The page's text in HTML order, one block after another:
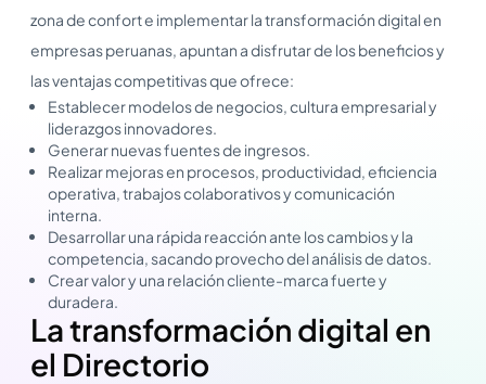
zona de confort e implementar la transformación digital en
empresas peruanas, apuntan a disfrutar de los beneficios y
las ventajas competitivas que ofrece:
Establecer modelos de negocios, cultura empresarial y
liderazgos innovadores.
Generar nuevas fuentes de ingresos.
Realizar mejoras en procesos, productividad, eficiencia
operativa, trabajos colaborativos y comunicación
interna.
Desarrollar una rápida reacción ante los cambios y la
competencia, sacando provecho del análisis de datos.
Crear valor y una relación cliente-marca fuerte y
duradera.
La transformación digital en
el Directorio